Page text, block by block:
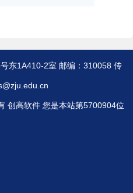
东1A410-2室 邮编：310058 传
创高软件 您是本站第5700904位